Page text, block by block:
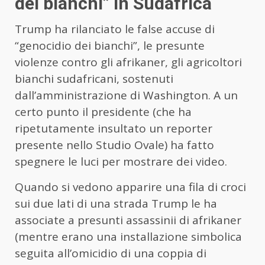
Trump ha rilanciato le false accuse di
“genocidio dei bianchi”, le presunte
violenze contro gli afrikaner, gli agricoltori
bianchi sudafricani, sostenuti
dall’amministrazione di Washington. A un
certo punto il presidente (che ha
ripetutamente insultato un reporter
presente nello Studio Ovale) ha fatto
spegnere le luci per mostrare dei video.
Quando si vedono apparire una fila di croci
sui due lati di una strada Trump le ha
associate a presunti assassinii di afrikaner
(mentre erano una installazione simbolica
seguita all’omicidio di una coppia di